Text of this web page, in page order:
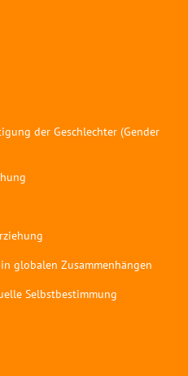
der Geschlechter (Gender
globalen Zusammenhängen
Selbstbestimmung